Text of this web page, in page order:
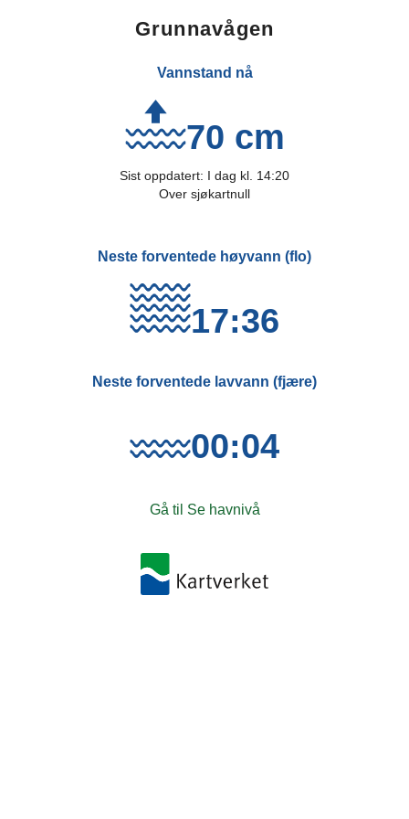
Grunnavågen
Vannstand nå
70 cm
Sist oppdatert: I dag kl. 14:20
Over sjøkartnull
Neste forventede høyvann (flo)
17:36
Neste forventede lavvann (fjære)
00:04
Gå til Se havnivå